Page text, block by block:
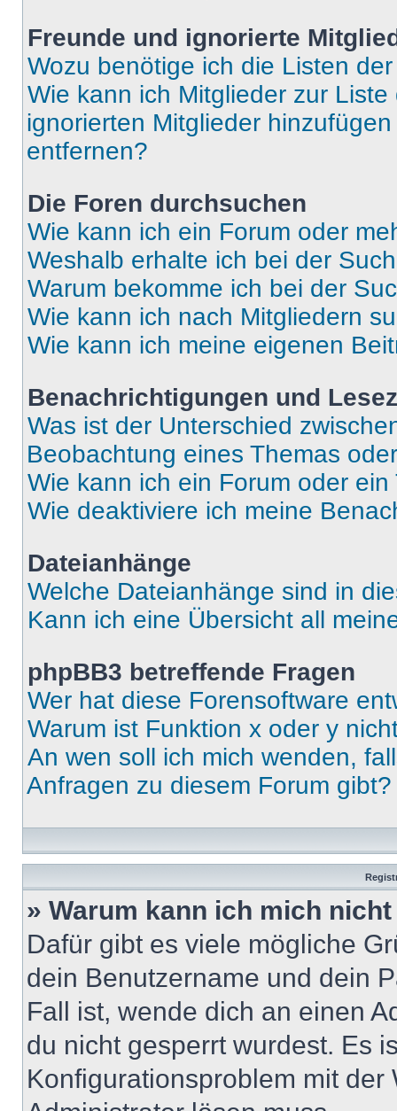
Freunde und ignorierte
Wozu benötige ich die Listen
Wie kann ich Mitglieder zur
ignorierten Mitglieder
entfernen?
Die Foren durchsuchen
Wie kann ich ein Forum oder
Weshalb erhalte ich bei der
Warum bekomme ich bei der
Wie kann ich nach Mitgliedern
Wie kann ich meine eigenen
Benachrichtigungen und
Was ist der Unterschied
Beobachtung eines Themas
Wie kann ich ein Forum oder
Wie deaktiviere ich meine
Dateianhänge
Welche Dateianhänge sind in
Kann ich eine Übersicht all
phpBB3 betreffende Fragen
Wer hat diese Forensoftware
Warum ist Funktion x oder y
An wen soll ich mich wenden,
Anfragen zu diesem Forum gibt?
» Warum kann ich mich
Dafür gibt es viele mögliche
dein Benutzername und dein
Fall ist, wende dich an einen
du nicht gesperrt wurdest. Es
Konfigurationsproblem mit